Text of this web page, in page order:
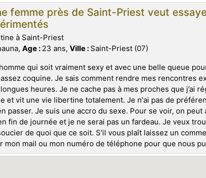
femme près de Saint-Priest veut
à Saint-Priest
Age : 23 ans, Ville : Saint-Priest (07)
qui soit vraiment sexy et avec une belle queue
coquine. Je sais comment rendre mes rencontres
heures. Je ne cache pas à mes proches que j’ai
et vit une vie libertine totalement. Je n'ai pas de
passer. Je suis une accro du sexe. Pour se voir, on
fin de journée et je ne serai pas un fardeau. Je veux
de quoi que ce soit. S'il vous plaît laissez un
mon mail ou mon numéro de téléphone pour que nous